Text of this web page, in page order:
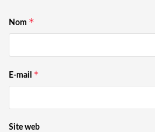
Nom *
E-mail *
Site web